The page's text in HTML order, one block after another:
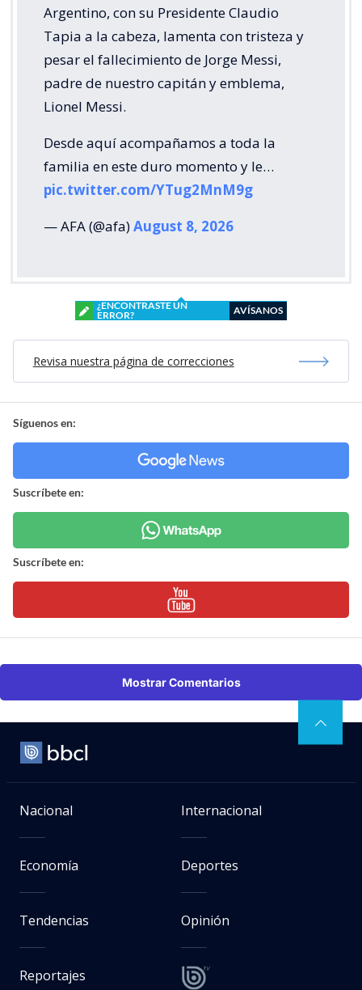
Argentino, con su Presidente Claudio
Tapia a la cabeza, lamenta con tristeza y
pesar el fallecimiento de Jorge Messi,
padre de nuestro capitán y emblema,
Lionel Messi.
Desde aquí acompañamos a toda la
familia en este duro momento y le…
pic.twitter.com/YTug2MnM9g
— AFA (@afa)August 8, 2026
¿ENCONTRASTE UN
ERROR?
AVÍSANOS
Revisa nuestra página de correcciones
Síguenos en:
Suscríbete en:
Suscríbete en:
Mostrar Comentarios
Nacional Internacional
Economía Deportes
Tendencias Opinión
Reportajes